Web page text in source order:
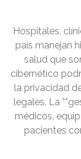
Hospitales,
país manejan
salud que
cibernético
la privacidad
legales. La
médicos,
pacientes